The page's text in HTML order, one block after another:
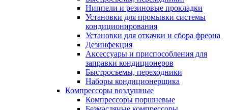
Ниппели и резиновые прокладки
Установки для промывки системы
кондиционирования
Установки для откачки и сбора фреона
Дезинфекция
Аксессуары и приспособления для
заправки кондиционеров
Быстросъемы, переходники
Наборы кондиционерщика
Компрессоры воздушные
Компрессоры поршневые